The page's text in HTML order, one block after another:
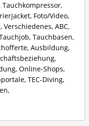
Tauchkompressor,
, Foto/Video,
, Verschiedenes, ABC,
, Tauchbasen,
, Ausbildung,
,
, Online-Shops,
, TEC-Diving,
,